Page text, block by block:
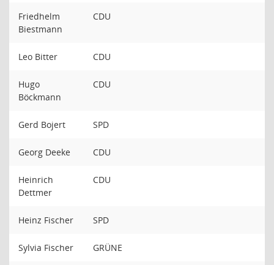
Friedhelm
Biestmann
CDU
Leo Bitter CDU
Hugo
Böckmann
CDU
Gerd Bojert SPD
Georg Deeke CDU
Heinrich
Dettmer
CDU
Heinz Fischer SPD
Sylvia Fischer GRÜNE